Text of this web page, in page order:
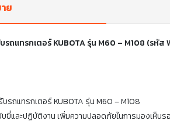
ย
ถแทรกเตอร์ KUBOTA รุ่น M60 – M108 (รหั
รถแทรกเตอร์ KUBOTA รุ่น M60 – M108
ขี่และปฏิบัติงาน เพิ่มความปลอดภัยในการมองเห็นร